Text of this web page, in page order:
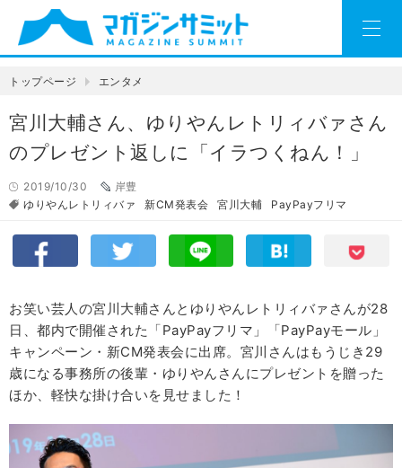
トップページ エンタメ
宮川大輔さん、ゆりやんレトリィバァさん
のプレゼント返しに「イラつくねん！」
2019/10/30
岸豊
ゆりやんレトリィバァ
新CM発表会 宮川大輔 PayPayフリマ
お笑い芸人の宮川大輔さんとゆりやんレトリィバァさんが28
日、都内で開催された「PayPayフリマ」「PayPayモール」
キャンペーン・新CM発表会に出席。宮川さんはもうじき29
歳になる事務所の後輩・ゆりやんさんにプレゼントを贈った
ほか、軽快な掛け合いを見せました！